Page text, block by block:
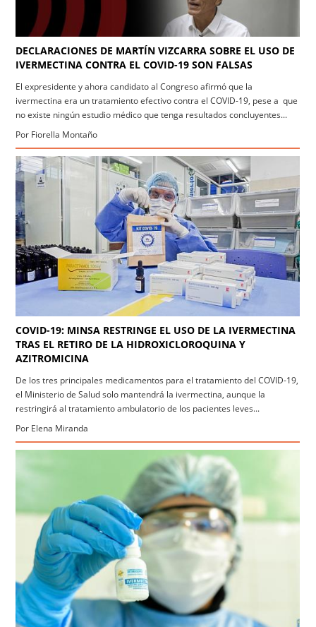
DECLARACIONES DE MARTÍN VIZCARRA SOBRE EL USO DE
IVERMECTINA CONTRA EL COVID-19 SON FALSAS
El expresidente y ahora candidato al Congreso afirmó que la
ivermectina era un tratamiento efectivo contra el COVID-19, pese a que
no existe ningún estudio médico que tenga resultados concluyentes...
Por Fiorella Montaño
COVID-19: MINSA RESTRINGE EL USO DE LA IVERMECTINA
TRAS EL RETIRO DE LA HIDROXICLOROQUINA Y
AZITROMICINA
De los tres principales medicamentos para el tratamiento del COVID-19,
el Ministerio de Salud solo mantendrá la ivermectina, aunque la
restringirá al tratamiento ambulatorio de los pacientes leves...
Por Elena Miranda